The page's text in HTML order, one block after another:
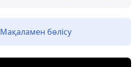
Мақаламен бөлісу